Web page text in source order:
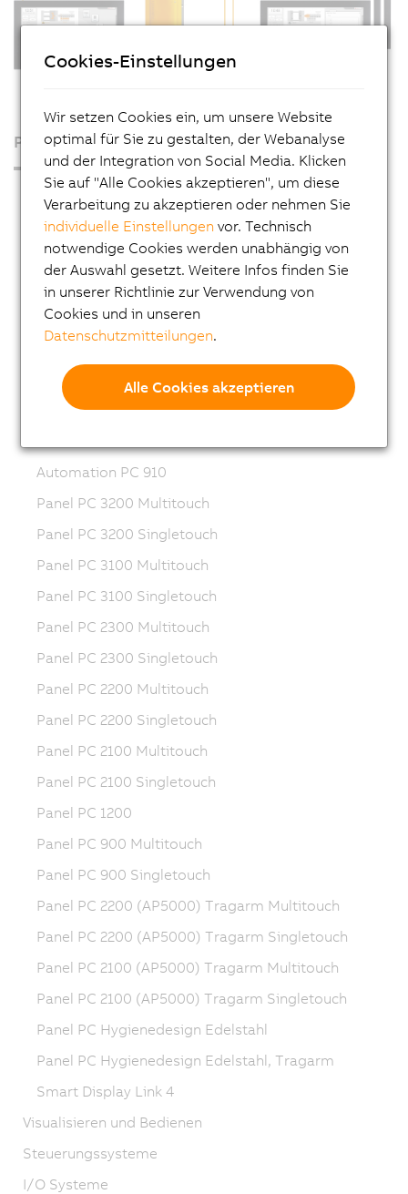
Produkte
Industrie PCs
Automation PC 50A
Automation PC 4100
Automation PC 3200
Automation PC 3100
Automation PC 3100 mobile
Automation PC 2300
Automation PC 2200
Automation PC 910
Panel PC 3200 Multitouch
Panel PC 3200 Singletouch
Panel PC 3100 Multitouch
Panel PC 3100 Singletouch
Panel PC 2300 Multitouch
Panel PC 2300 Singletouch
Panel PC 2200 Multitouch
Panel PC 2200 Singletouch
Panel PC 2100 Multitouch
Panel PC 2100 Singletouch
Panel PC 1200
Panel PC 900 Multitouch
Panel PC 900 Singletouch
Panel PC 2200 (AP5000) Tragarm Multitouch
Panel PC 2200 (AP5000) Tragarm Singletouch
Panel PC 2100 (AP5000) Tragarm Multitouch
Panel PC 2100 (AP5000) Tragarm Singletouch
Panel PC Hygienedesign Edelstahl
Panel PC Hygienedesign Edelstahl, Tragarm
Smart Display Link 4
Visualisieren und Bedienen
Steuerungssysteme
I/O Systeme
Cookies-Einstellungen
Wir setzen Cookies ein, um unsere Website
optimal für Sie zu gestalten, der Webanalyse
und der Integration von Social Media. Klicken
Sie auf "Alle Cookies akzeptieren", um diese
Verarbeitung zu akzeptieren oder nehmen Sie
individuelle Einstellungen vor. Technisch
notwendige Cookies werden unabhängig von
der Auswahl gesetzt. Weitere Infos finden Sie
in unserer Richtlinie zur Verwendung von
Cookies und in unseren
Datenschutzmitteilungen.
Alle Cookies akzeptieren